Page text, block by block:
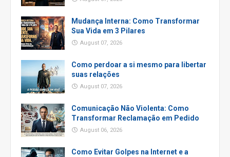
Mudança Interna: Como Transformar
Sua Vida em 3 Pilares
August 07, 2026
Como perdoar a si mesmo para libertar
suas relações
August 07, 2026
Comunicação Não Violenta: Como
Transformar Reclamação em Pedido
August 06, 2026
Como Evitar Golpes na Internet e a